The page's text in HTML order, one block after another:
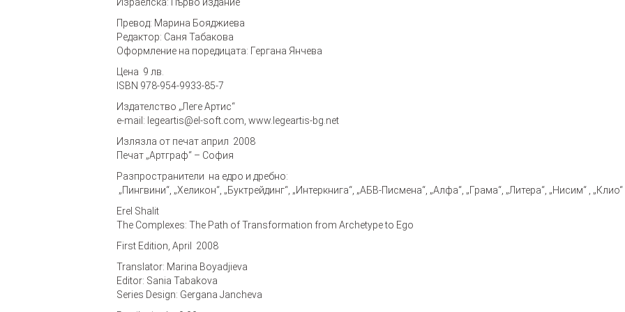
Превод: Марина Бояджиева
Редактор: Саня Табакова
Оформление на поредицата: Гергана Янчева
Цена 9 лв.
ISBN 978-954-9933-85-7
Издателство „Леге Артис“
e-mail: legeartis@el-soft.com www.legeartis-bg.net
Излязла от печат април 2008
Печат „Артграф“ – София
Разпространители на едро и дребно:
„Пингвини“, „Хеликон“, „Буктрейдинг“, „Интеркнига“, „АБВ-Писмена“, „Алфа“, „Грама“, „Литера“, „Нисим“ , „Клио“
Erel Shalit
The Complexes: The Path of Transformation from Archetype to Ego
First Edition, April 2008
Translator: Marina Boyadjieva
Editor: Sania Tabakova
Series Design: Gergana Jancheva